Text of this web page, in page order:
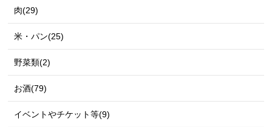
肉(29)
米・パン(25)
野菜類(2)
お酒(79)
イベントやチケット等(9)